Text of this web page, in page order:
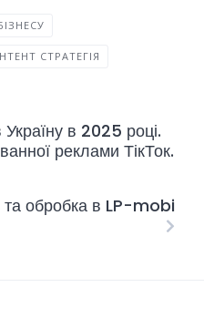
СТРАТЕГІЯ
в 2025 році.
реклами ТікТок.
обробка в LP-mobi